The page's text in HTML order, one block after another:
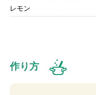
レモン
作り方